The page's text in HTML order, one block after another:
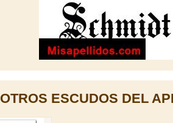
OTROS ESCUDOS DEL